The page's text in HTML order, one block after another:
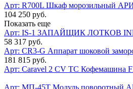
Арт: R700L Шкаф морозильный
104 250 руб.
Показать еще
Арт: IS-1 ЗАПАЙЩИК ЛОТКОВ
58 317 руб.
Арт: CR3-G Аппарат шоковой
181 815 руб.
Арт: Caravel 2 CV TC Кофемашина
Арт: МП-45Т Модуль поворотный